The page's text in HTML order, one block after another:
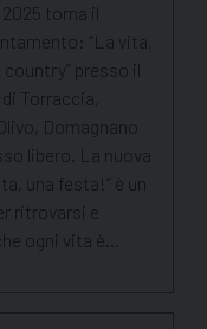
torna il
“La vita,
presso il
Torraccia,
Domagnano
libero. La nuova
una festa!” è un
ritrovarsi e
ogni vita è…